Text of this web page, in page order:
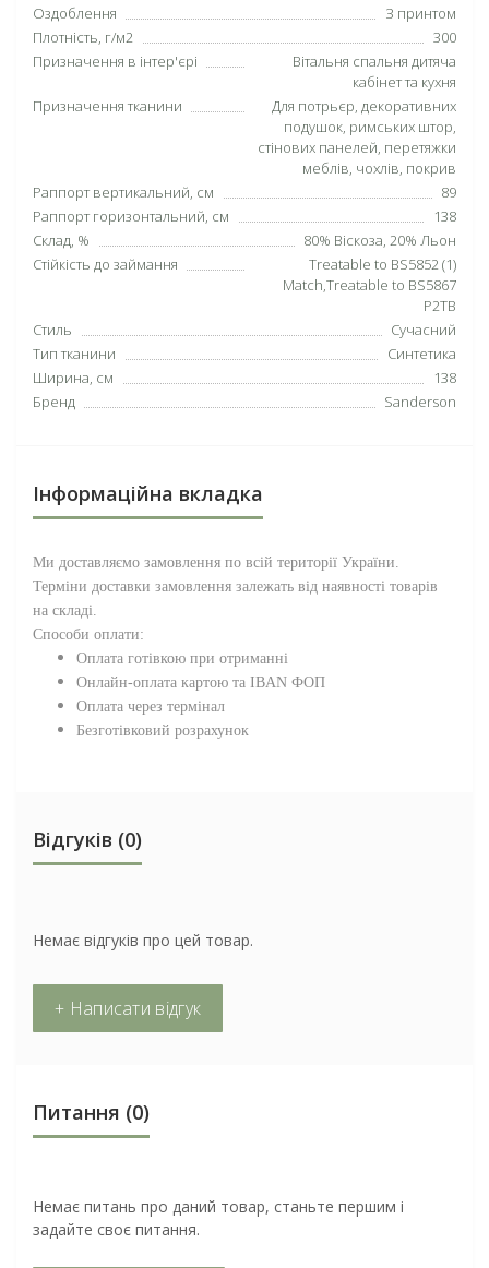
Оздоблення
З принтом
Плотність, г/м2
300
Призначення в інтер'єрі
Вітальня спальня дитяча
кабінет та кухня
Призначення тканини
Для потрьєр, декоративних
подушок, римських штор,
стінових панелей, перетяжки
меблів, чохлів, покрив
Раппорт вертикальний, см
89
Раппорт горизонтальний, см
138
Склад, %
80% Віскоза, 20% Льон
Стійкість до займання
Treatable to BS5852 (1)
Match,Treatable to BS5867
P2TB
Стиль
Сучасний
Тип тканини
Синтетика
Ширина, см
138
Бренд
Sanderson
Інформаційна вкладка
Ми доставляємо замовлення по всій території України.
Терміни доставки замовлення залежать від наявності товарів
на складі.
Способи оплати:
Оплата готівкою при отриманні
Онлайн-оплата картою та IBAN ФОП
Оплата через термінал
Безготівковий розрахунок
Відгуків (0)
Немає відгуків про цей товар.
+ Написати відгук
Питання (0)
Немає питань про даний товар, станьте першим і
задайте своє питання.